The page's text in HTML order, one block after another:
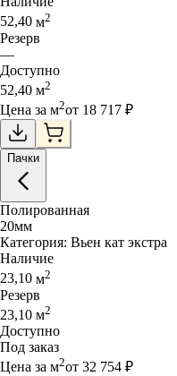
52,40 м2
Резерв
—
Доступно
52,40 м2
Цена за м2от 18 717 ₽
Пачки
Полированная
20мм
Категория: Вьен кат экстра
Наличие
23,10 м2
Резерв
23,10 м2
Доступно
Под заказ
Цена за м2от 32 754 ₽